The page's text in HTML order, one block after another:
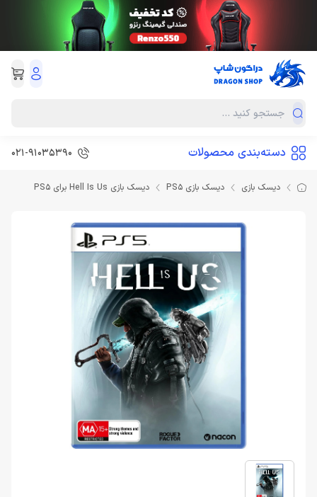
دسته‌بندی محصولات 021-91035390
دیسک بازی دیسک بازی PS5 دیسک بازی Hell Is Us برای PS5